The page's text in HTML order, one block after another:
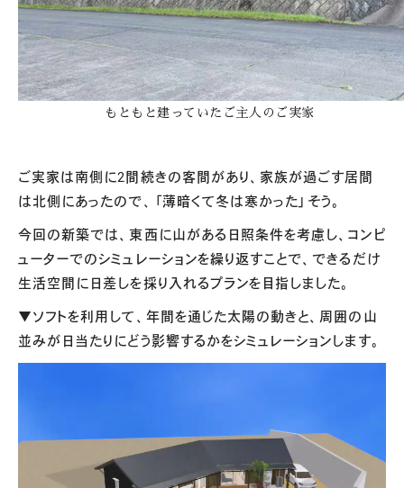
もともと建っていたご主人のご実家
ご実家は南側に2間続きの客間があり、家族が過ごす居間
は北側にあったので、「薄暗くて冬は寒かった」そう。
今回の新築では、東西に山がある日照条件を考慮し、コンピ
ューターでのシミュレーションを繰り返すことで、できるだけ
生活空間に日差しを採り入れるプランを目指しました。
▼ソフトを利用して、年間を通じた太陽の動きと、周囲の山
並みが日当たりにどう影響するかをシミュレーションします。
レ